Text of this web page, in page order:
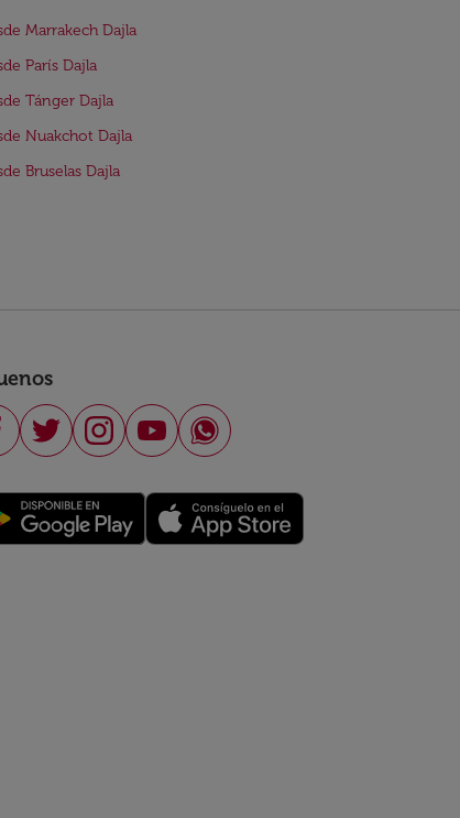
Marrakech Dajla
París Dajla
Tánger Dajla
Nuakchot Dajla
Bruselas Dajla